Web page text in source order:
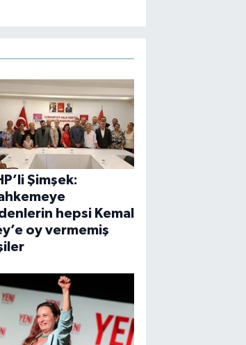
Şimşek:
hepsi Kemal
oy vermemiş